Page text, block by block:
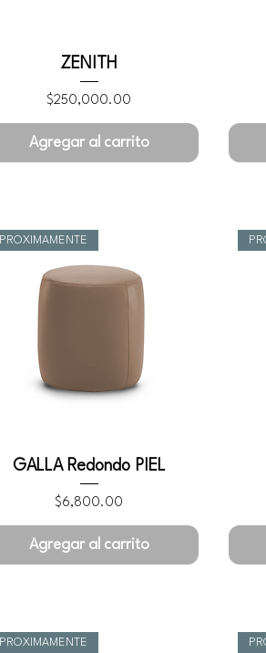
ZENITH
Precio
$250,000.00
Agregar al carrito
PROXIMAMENTE
GALLA Redondo PIEL
Precio
$6,800.00
Agregar al carrito
PROXIMAMENTE